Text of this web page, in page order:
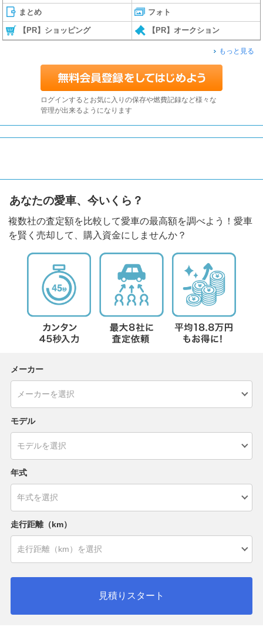
まとめ フォト
【PR】ショッピング 【PR】オークション
もっと見る
ログインするとお気に入りの保存や燃費記録など様々な
管理が出来るようになります
あなたの愛車、今いくら？
複数社の査定額を比較して愛車の最高額を調べよう！愛車
を賢く売却して、購入資金にしませんか？
メーカー
モデル
年式
走行距離（km）
見積りスタート